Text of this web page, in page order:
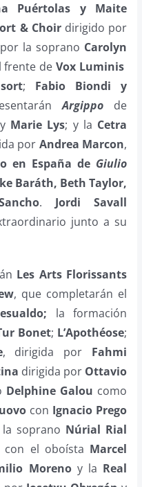
Puértolas y Maite
& Choirdirigido por
la soprano Carolyn
frente deVox Luminis
; Fabio Biondi y
Argippo de
Marie Lys; y la Cetra
por Andrea Marcon,
en España de Giulio
Baráth, Beth Taylor,
. Jordi Savall
junto a su
Les Arts Florissants
, que completarán el
la formación
Bonet; L’Apothéose;
, dirigida por Fahmi
dirigida por Ottavio
Delphine Galou como
con Ignacio Prego
soprano Núrial Rial
con el oboísta Marcel
Morenoy la Real